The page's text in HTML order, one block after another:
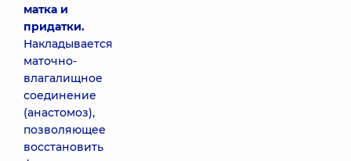
матка и
придатки.
Накладывается
маточно-
влагалищное
соединение
(анастомоз),
позволяющее
восстановить